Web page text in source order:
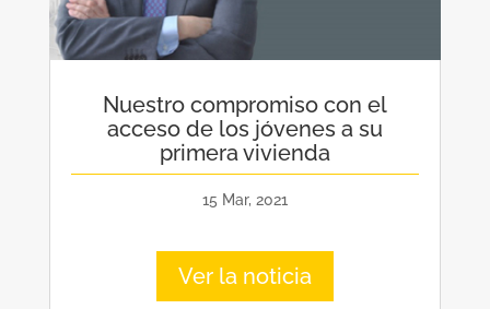
Nuestro compromiso con el
acceso de los jóvenes a su
primera vivienda
15 Mar, 2021
Ver la noticia